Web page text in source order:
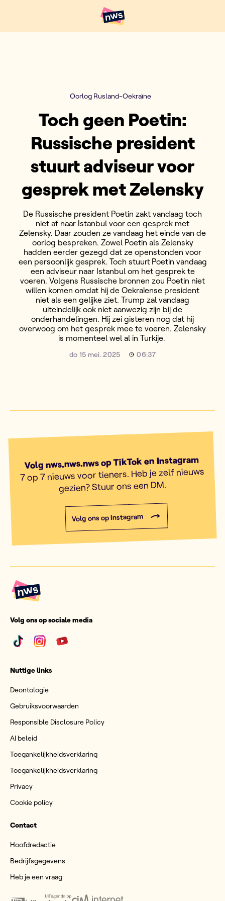
Hoofdpunten VRT NWS
Oorlog Rusland-Oekraïne
Toch geen Poetin:
Russische president
stuurt adviseur voor
gesprek met Zelensky
De Russische president Poetin zakt vandaag toch
niet af naar Istanbul voor een gesprek met
Zelensky. Daar zouden ze vandaag het einde van de
oorlog bespreken. Zowel Poetin als Zelensky
hadden eerder gezegd dat ze openstonden voor
een persoonlijk gesprek. Toch stuurt Poetin vandaag
een adviseur naar Istanbul om het gesprek te
voeren. Volgens Russische bronnen zou Poetin niet
willen komen omdat hij de Oekraïense president
niet als een gelijke ziet. Trump zal vandaag
uiteindelijk ook niet aanwezig zijn bij de
onderhandelingen. Hij zei gisteren nog dat hij
overwoog om het gesprek mee te voeren. Zelensky
is momenteel wel al in Turkije.
do 15 mei. 2025 06:37
Volg nws.nws.nws op TikTok en Instagram
7 op 7 nieuws voor tieners. Heb je zelf nieuws
gezien? Stuur ons een DM.
Volg ons op Instagram
Volg ons op sociale media
Nuttige links
Deontologie
Gebruiksvoorwaarden
Responsible Disclosure Policy
AI beleid
Toegankelijkheidsverklaring
Toegankelijkheidsverklaring
Privacy
Cookie policy
Contact
Hoofdredactie
Bedrijfsgegevens
Heb je een vraag